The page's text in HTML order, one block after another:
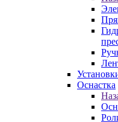
Оснастка